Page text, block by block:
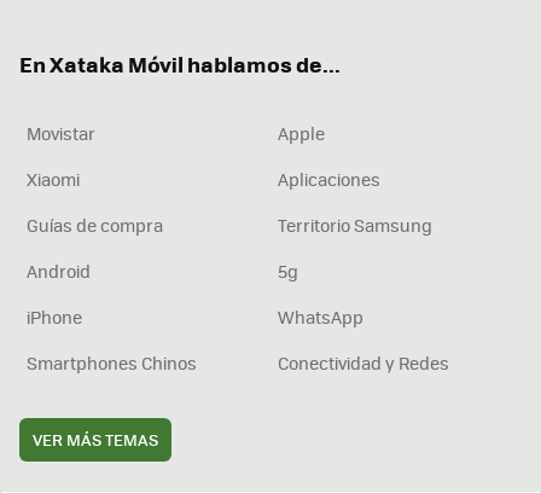
En Xataka Móvil hablamos de...
Movistar
Apple
Xiaomi
Aplicaciones
Guías de compra
Territorio Samsung
Android
5g
iPhone
WhatsApp
Smartphones Chinos
Conectividad y Redes
VER MÁS TEMAS